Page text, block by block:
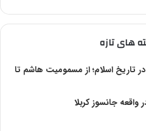
های تازه
تاریخ اسلام؛ از مسمومیت هاشم تا
جانسوز کربلا